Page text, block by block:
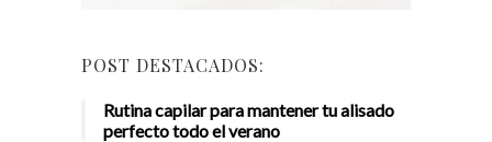
POST DESTACADOS:
Rutina capilar para mantener tu alisado
perfecto todo el verano